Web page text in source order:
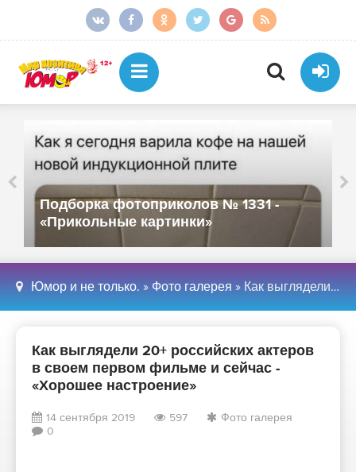
Подборка фотоприколов № 1331 -
«Прикольные картинки»
Юмор и не только. » Фото галерея » Как выглядели 20+ российских актеров в своем первом фильме и сейчас - «Хорошее настроение»
Как выглядели 20+ российских актеров
в своем первом фильме и сейчас -
«Хорошее настроение»
14 сентября 2019 597
Фото галерея
0